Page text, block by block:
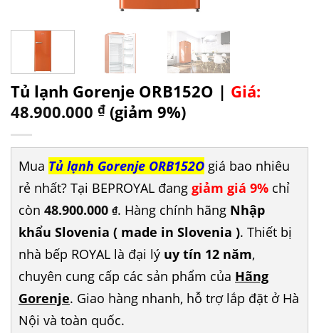
Tủ lạnh Gorenje ORB152O | Giá:
48.900.000 ₫ (giảm 9%)
Mua Tủ lạnh Gorenje ORB152O giá bao nhiêu
rẻ nhất? Tại BEPROYAL đang giảm giá 9% chỉ
còn 48.900.000 ₫. Hàng chính hãng Nhập
khẩu Slovenia ( made in Slovenia ). Thiết bị
nhà bếp ROYAL là đại lý uy tín 12 năm,
chuyên cung cấp các sản phẩm của Hãng
Gorenje. Giao hàng nhanh, hỗ trợ lắp đặt ở Hà
Nội và toàn quốc.